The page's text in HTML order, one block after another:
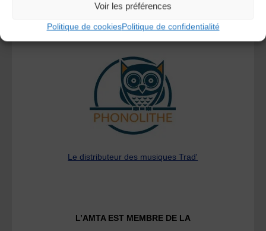
Voir les préférences
Politique de cookiesPolitique de confidentialité
A DECOUVRIR :
Le distributeur des musiques Trad'
L’AMTA EST MEMBRE DE LA